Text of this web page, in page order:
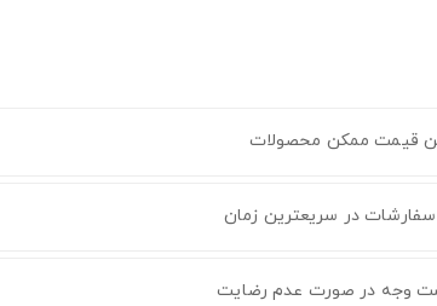
قیمت ممکن محصولات
سفارشات در سریعترین زمان
وجه در صورت عدم رضایت